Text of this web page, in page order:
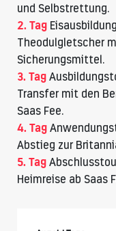
und Selbstrettung.
2. Tag
Theodulgletscher
Sicherungsmittel.
3. Tag
Transfer mit den
Saas Fee.
4. Tag
Abstieg zur
5. Tag
Heimreise ab Saas